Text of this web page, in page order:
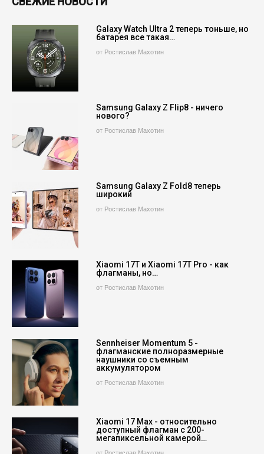
Galaxy Watch Ultra 2 теперь тоньше, но
батарея все такая…
от Ростислав Махотин
Samsung Galaxy Z Flip8 - ничего
нового?
от Ростислав Махотин
Samsung Galaxy Z Fold8 теперь
широкий
от Ростислав Махотин
Xiaomi 17T и Xiaomi 17T Pro - как
флагманы, но…
от Ростислав Махотин
Sennheiser Momentum 5 -
флагманские полноразмерные
наушники со съемным
аккумулятором
от Ростислав Махотин
Xiaomi 17 Max - относительно
доступный флагман с 200-
мегапиксельной камерой…